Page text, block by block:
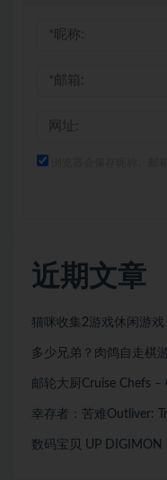
近期文章
猫咪收集2游戏休闲游戏
多少兄弟？肉鸽自走棋
邮轮大厨Cruise Chefs –
幸存者：苦难Outliver:
数码宝贝 UP DIGIMON